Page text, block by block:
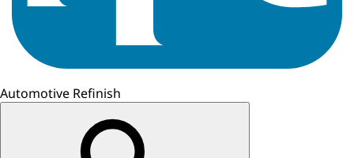
Automotive Refinish